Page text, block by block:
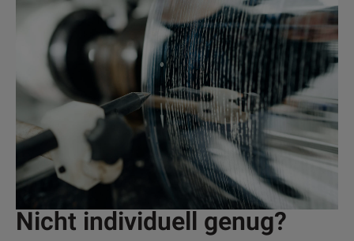
Nicht individuell genug?